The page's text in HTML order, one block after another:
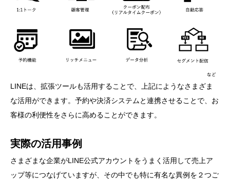
LINEは、拡張ツールも活用することで、上記にようなさまざま
な活用ができます。予約や決済システムと連携させることで、お
客様の利便性をさらに高めることができます。
実際の活用事例
さまざまな企業がLINE公式アカウントをうまく活用して売上ア
ップ等につなげていますが、その中でも特に有名な異例を２つご